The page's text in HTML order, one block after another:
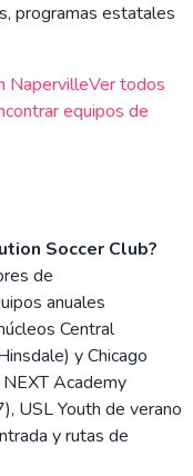
programas estatales
NapervilleVer todos
equipos de
Soccer Club?
de
anuales
Central
y Chicago
Academy
USL Youth de verano
y rutas de